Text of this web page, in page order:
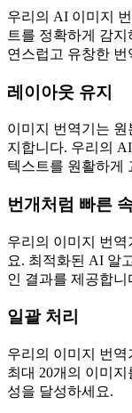
우리의 AI 이미지
트를 정확하게 감
연스럽고 유창한
레이아웃 유지
이미지 번역기는
지합니다. 우리의
텍스트를 원활하게
번개처럼 빠른
우리의 이미지 번역
요. 최적화된 AI 알
인 결과를 제공합니
일괄 처리
우리의 이미지 번
최대 20개의 이미
성을 달성하세요.